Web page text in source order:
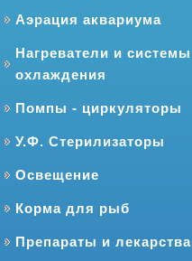
Аэрация аквариума
Нагреватели и системы
охлаждения
Помпы - циркуляторы
У.Ф. Стерилизаторы
Освещение
Корма для рыб
Препараты и лекарства